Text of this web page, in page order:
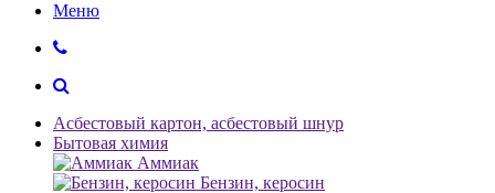
Меню
Асбестовый картон, асбестовый шнур
Бытовая химия
Аммиак
Бензин, керосин